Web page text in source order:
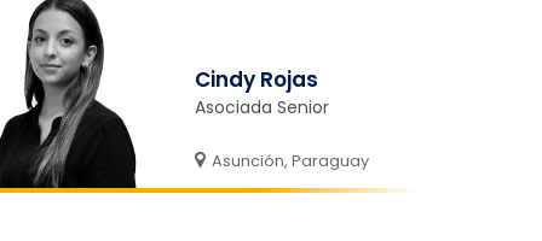
Cindy Rojas
Asociada Senior
Asunción, Paraguay